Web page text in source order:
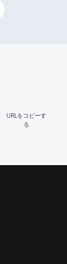
URLをコピーす
る